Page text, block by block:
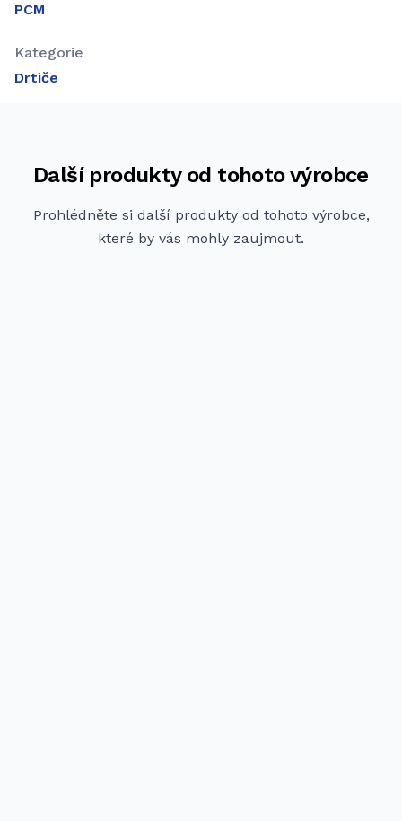
PCM
Kategorie
Drtiče
Další produkty od tohoto výrobce
Prohlédněte si další produkty od tohoto výrobce,
které by vás mohly zaujmout.